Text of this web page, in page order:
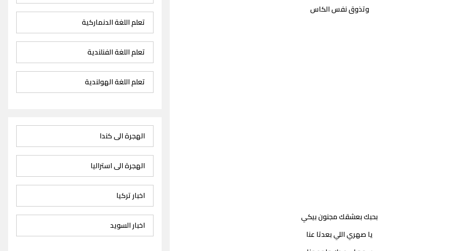
وتذوق نفس الكاس
بحبك بعشقك مجنون بيكي
يا صهري اللي بعدتا عنا
تعلم اللغة الدنماركية
تعلم اللغة الفنلندية
تعلم اللغة الهولندية
الهجرة الى كندا
الهجرة الى استراليا
اخبار تركيا
اخبار السويد